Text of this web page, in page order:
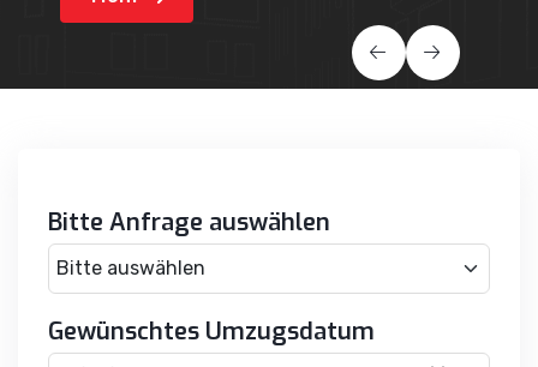
Bitte Anfrage auswählen
Gewünschtes Umzugsdatum